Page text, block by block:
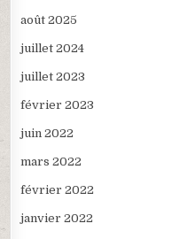
août 2025
juillet 2024
juillet 2023
février 2023
juin 2022
mars 2022
février 2022
janvier 2022